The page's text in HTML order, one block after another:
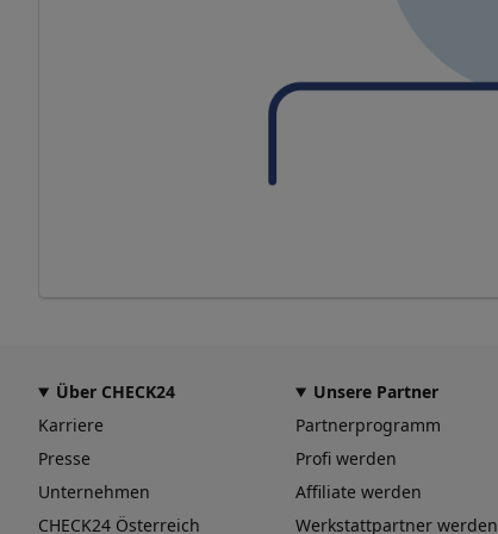
Über CHECK24
Karriere
Presse
Unternehmen
CHECK24 Österreich
Unsere Partner
Partnerprogramm
Profi werden
Affiliate werden
Werkstattpartner werden